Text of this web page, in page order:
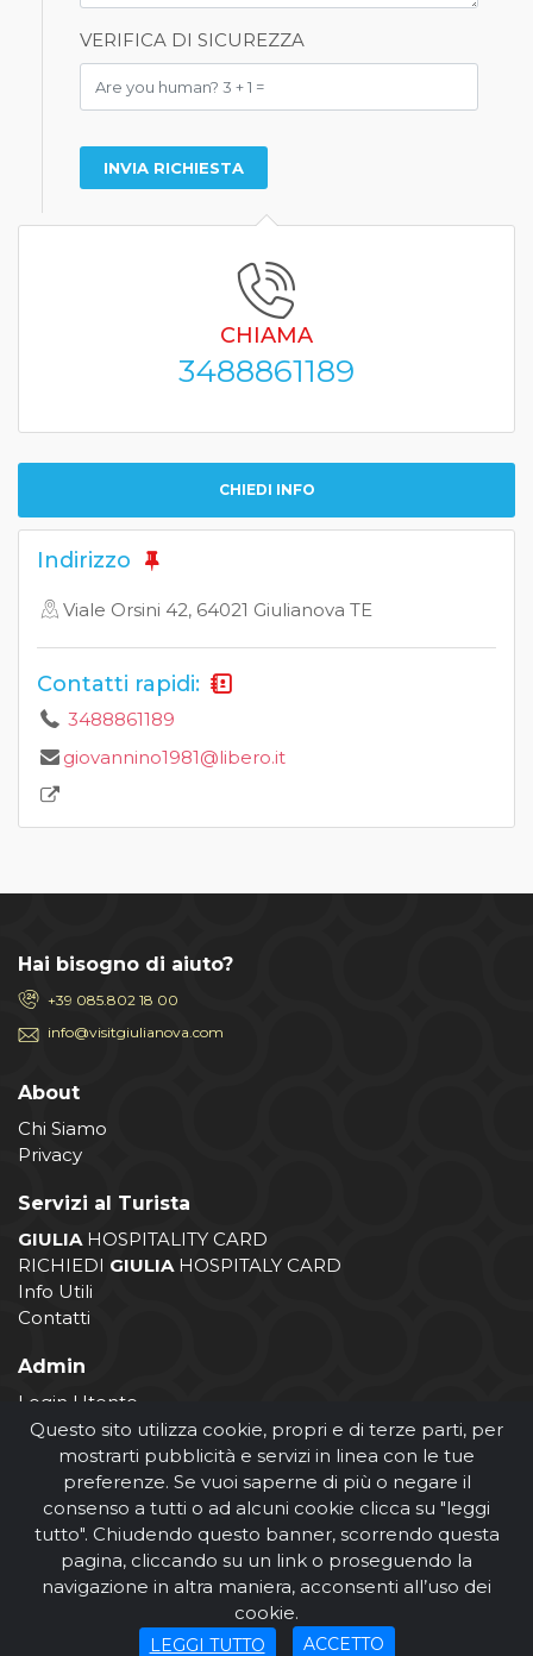
VERIFICA DI SICUREZZA
CHIAMA
3488861189
CHIEDI INFO
Indirizzo
Viale Orsini 42, 64021 Giulianova TE
Contatti rapidi:
3488861189
giovannino1981@libero.it
Hai bisogno di aiuto?
+39 085.802 18 00
info@visitgiulianova.com
About
Chi Siamo
Privacy
Servizi al Turista
GIULIA HOSPITALITY CARD
RICHIEDI GIULIA HOSPITALY CARD
Info Utili
Contatti
Admin
Login Utente
Login Operatore
Registrazione Operatore
© Comune di Giulianova 2026
Questo sito utilizza cookie, propri e di terze parti, per
mostrarti pubblicità e servizi in linea con le tue
preferenze. Se vuoi saperne di più o negare il
consenso a tutti o ad alcuni cookie clicca su "leggi
tutto". Chiudendo questo banner, scorrendo questa
pagina, cliccando su un link o proseguendo la
navigazione in altra maniera, acconsenti all’uso dei
cookie.
LEGGI TUTTO ACCETTO